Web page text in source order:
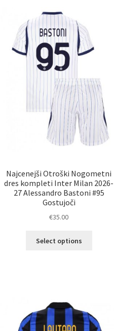
Najcenejši Otroški Nogometni
dres kompleti Inter Milan 2026-
27 Alessandro Bastoni #95
Gostujoči
€35.00
Select options
izberete
na